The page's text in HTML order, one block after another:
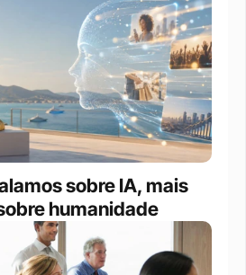
sobre IA, mais
humanidade